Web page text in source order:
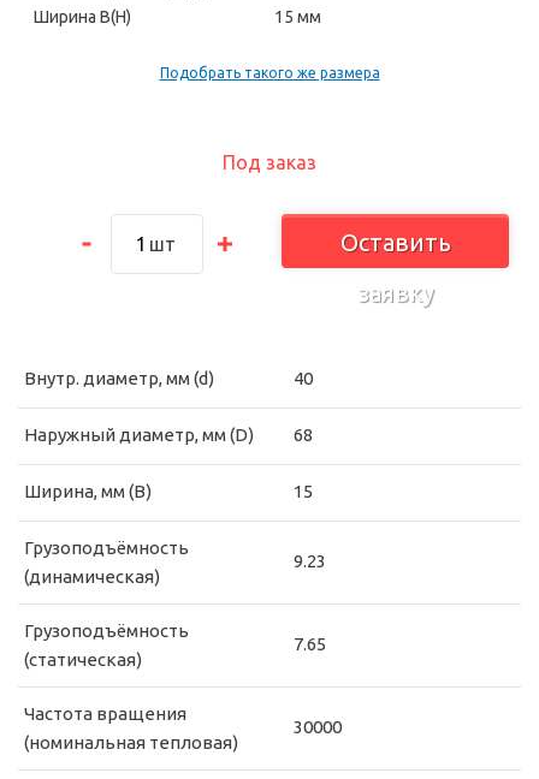
Под заказ
шт
Оставить
заявку
Ширина В(H)
15 мм
Подобрать такого же размера
Внутр. диаметр, мм (d) 40
Наружный диаметр, мм (D) 68
Ширина, мм (B) 15
Грузоподъёмность
(динамическая)
9.23
Грузоподъёмность
(статическая)
7.65
Частота вращения
(номинальная тепловая)
30000